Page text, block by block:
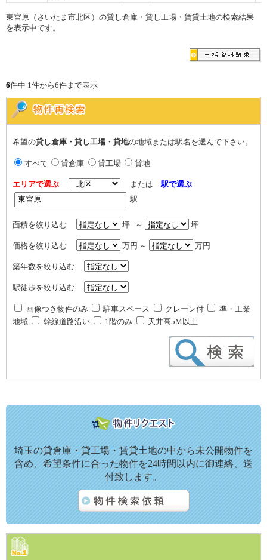
東宮原（さいたま市北区）の貸し倉庫・貸し工場・賃貸土地の検索結果
を表示中です。
6件中 1件から6件まで表示
希望の貸し倉庫・貸し工場・貸地の地域または駅名を選んで下さい。
すべて 貸倉庫 貸工場 貸地
エリアで選ぶ または駅で選ぶ
駅
面積を絞り込む 坪 ～ 坪
価格を絞り込む 万円 ～ 万円
築年数を絞り込む
駅徒歩を絞り込む
画像つき物件のみ 駐車スペース クレーン付
準・工業
地域
幹線道路沿い 1階のみ 天井高5M以上
埼玉の貸倉庫・貸工場・賃貸土地の中から未公開物件を
含め、希望条件に合った物件を24時間以内に御連絡、送
付致します。